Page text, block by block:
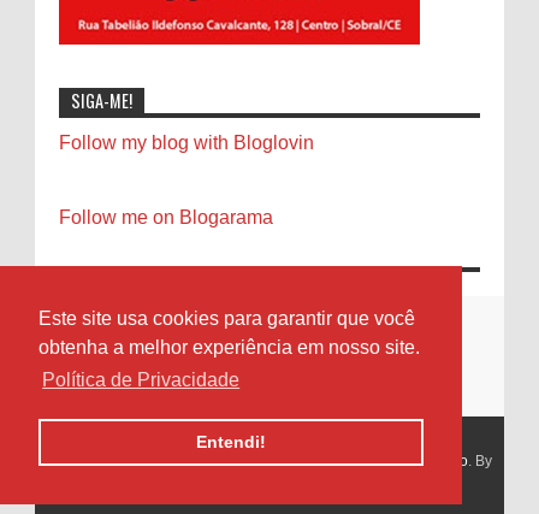
Este site usa cookies para garantir que você
obtenha a melhor experiência em nosso site.
Política de Privacidade
Entendi!
SIGA-ME!
Follow my blog with Bloglovin
Follow me on Blogarama
Copyright 2013Diário Sobralense - Notícias de Sobral e Região. By